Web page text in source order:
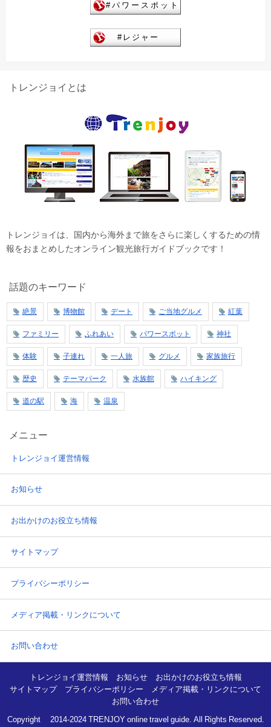
トレンジョイとは
トレンジョイは、国内から海外まで旅をさらに楽しくするための情
報をおまとめしたオンライン観光旅行ガイドブックです！
話題のキーワード
絶景 博物館 デート ご当地グルメ 紅葉
ファミリー ふれあい パワースポット 神社
体験 子連れ 一人旅 グルメ 家族旅行
歴史 テーマパーク 水族館 ハイキング
道の駅 海 温泉
メニュー
トレンジョイ運営情報
お知らせ
お出かけのお役立ち情報
サイトマップ
プライバシーポリシー
メディア掲載・リンクについて
お問い合わせ
トレンジョイ運営情報 お知らせ
お出かけのお役立ち情報
サイトマップ
プライバシーポリシー
メディア掲載・リンクについて
お問い合わせ
Copyright© 2014-2024 TRENJOY online travel guide. All Rights Reserved.